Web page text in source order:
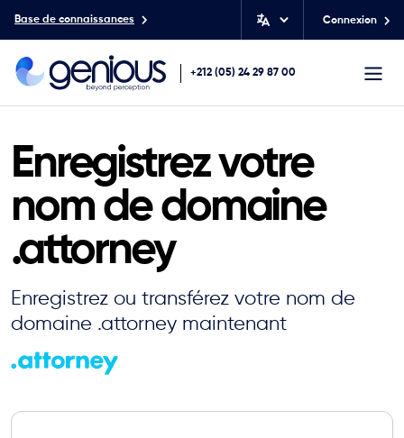
Base de connaissances Connexion
+212 (05) 24 29 87 00
Enregistrez votre
nom de domaine
.attorney
Enregistrez ou transférez votre nom de
domaine .attorney maintenant